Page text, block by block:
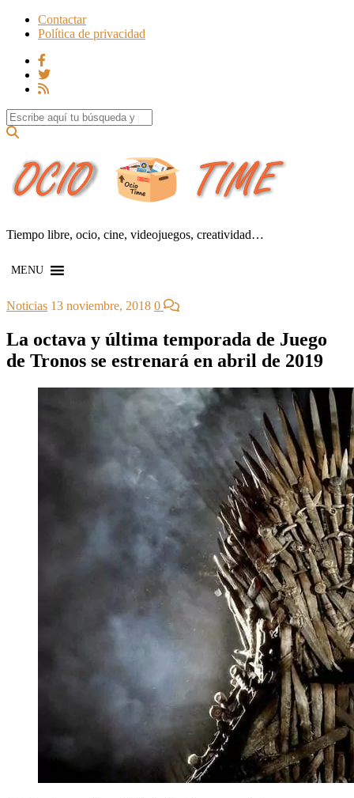
Contactar
Política de privacidad
Search for:
Tiempo libre, ocio, cine, videojuegos, creatividad…
MENU
Noticias 13 noviembre, 2018 0
La octava y última temporada de Juego
de Tronos se estrenará en abril de 2019